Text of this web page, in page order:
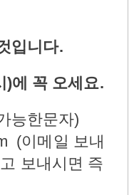
입니다.
)에 꼭 오세요.
능한문자)
(이메일 보내
보내시면 즉